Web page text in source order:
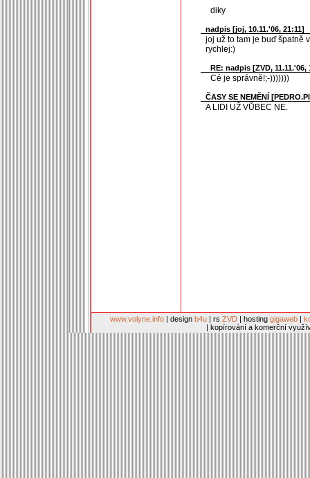
diky
nadpis [joj, 10.11.'06, 21:11]
joj už to tam je buď špatně
rychlej:)
RE: nadpis [ZVD, 11.11.'06,
Cé je správně!;-)))))))
ČASY SE NEMĚNÍ [
A LIDI UŽ VŮBEC NE.
www.volyne.info | design b4u | rs ZVD | hosting gigaweb |
| kopírování a komerční